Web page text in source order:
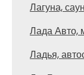
Лагуна,
Лада Авто,
Ладья,